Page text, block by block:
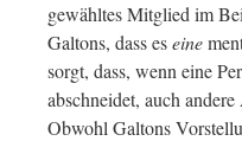
gewähltes Mitglied im
Galtons, dass eseine
sorgt, dass, wenn eine
abschneidet, auch
Obwohl Galtons